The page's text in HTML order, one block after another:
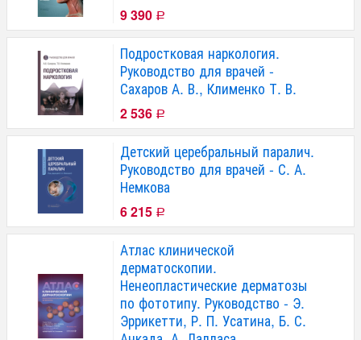
9 390 Р
Подростковая наркология.
Руководство для врачей -
Сахаров А. В., Клименко Т. В.
2 536 Р
Детский церебральный паралич.
Руководство для врачей - С. А.
Немкова
6 215 Р
Атлас клинической
дерматоскопии.
Ненеопластические дерматозы
по фототипу. Руководство - Э.
Эррикетти, Р. П. Усатина, Б. С.